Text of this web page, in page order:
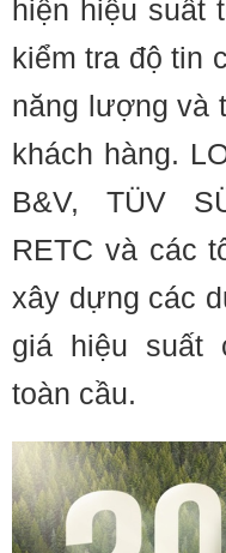
hiện hiệu suất
kiểm tra độ tin
năng lượng và
khách hàng.
B&V, TÜV
RETC và các
xây dựng các
giá hiệu suất
toàn cầu.